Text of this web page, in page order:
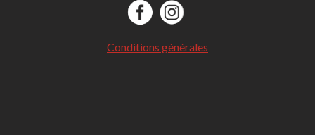
Conditions générales